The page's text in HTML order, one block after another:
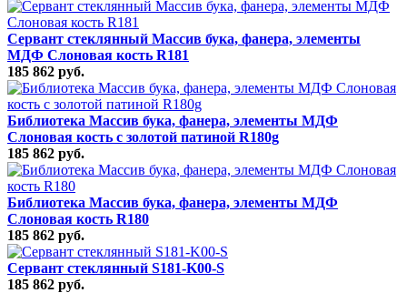
Сервант стеклянный Массив бука, фанера, элементы
МДФ Слоновая кость R181
185 862 руб.
Библиотека Массив бука, фанера, элементы МДФ
Слоновая кость с золотой патиной R180g
185 862 руб.
Библиотека Массив бука, фанера, элементы МДФ
Слоновая кость R180
185 862 руб.
Сервант стеклянный S181-K00-S
185 862 руб.